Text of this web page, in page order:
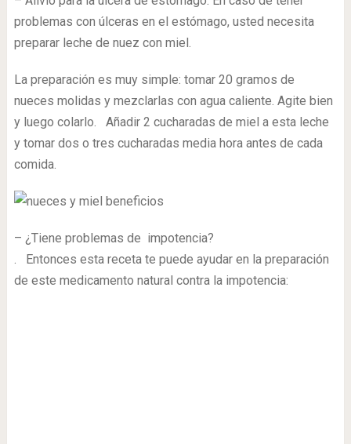
problemas con úlceras en el estómago, usted necesita
preparar leche de nuez con miel.
La preparación es muy simple: tomar 20 gramos de
nueces molidas y mezclarlas con agua caliente. Agite bien
y luego colarlo. Añadir 2 cucharadas de miel a esta leche
y tomar dos o tres cucharadas media hora antes de cada
comida.
– ¿Tiene problemas de impotencia?
. Entonces esta receta te puede ayudar en la preparación
de este medicamento natural contra la impotencia: